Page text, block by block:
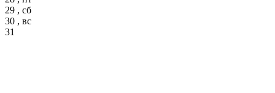
29 , сб
30 , вс
31